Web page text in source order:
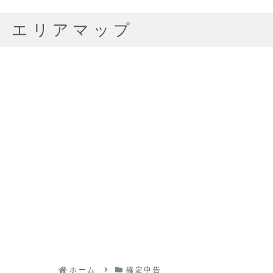
エリアマップ
ホーム 確定申告